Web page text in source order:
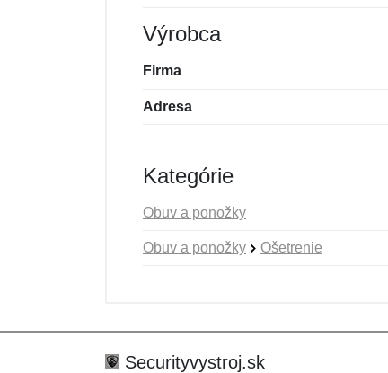
Výrobca
Firma
Adresa
Kategórie
Obuv a ponožky
Obuv a ponožky Ošetrenie
Securityvystroj.sk